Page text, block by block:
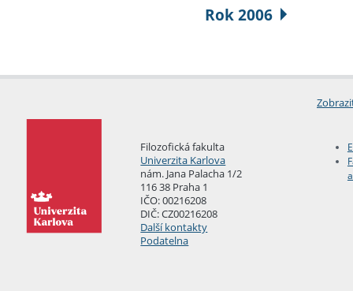
Rok 2006
Filozofická fakulta
Univerzita Karlova
nám. Jana Palacha 1/2
116 38 Praha 1
IČO: 00216208
DIČ: CZ00216208
Další kontakty
Podatelna